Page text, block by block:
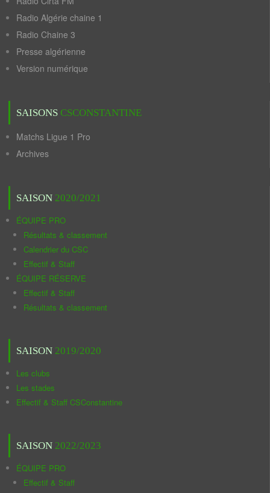
Radio Algérie chaine 1
Radio Chaine 3
Presse algérienne
Version numérique
SAISONS CSCONSTANTINE
Matchs Ligue 1 Pro
Archives
SAISON 2020/2021
ÉQUIPE PRO
Résultats & classement
Calendrier du CSC
Effectif & Staff
ÉQUIPE RÉSERVE
Effectif & Staff
Résultats & classement
SAISON 2019/2020
Les clubs
Les stades
Effectif & Staff CSConstantine
SAISON 2022/2023
ÉQUIPE PRO
Effectif & Staff